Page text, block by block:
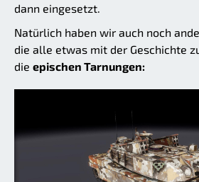
dann eingesetzt.
Natürlich haben wir auch noch
die alle etwas mit der Geschichte
die epischen Tarnungen: